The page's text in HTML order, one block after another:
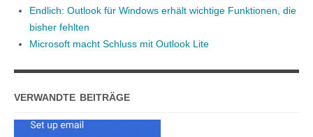
Endlich: Outlook für Windows erhält wichtige Funktionen, die
bisher fehlten
Microsoft macht Schluss mit Outlook Lite
VERWANDTE BEITRÄGE